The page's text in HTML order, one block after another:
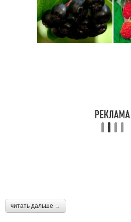
читать дальше →